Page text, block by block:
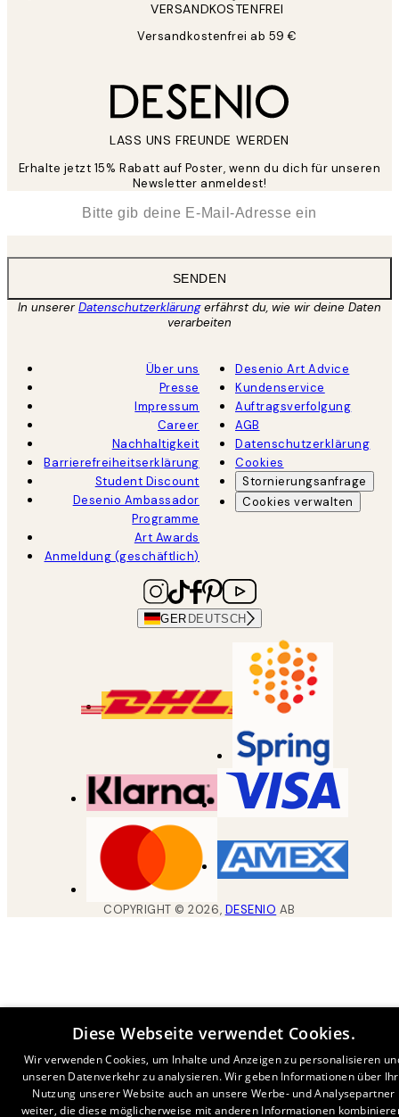
VERSANDKOSTENFREI
Versandkostenfrei ab 59 €
LASS UNS FREUNDE WERDEN
Erhalte jetzt 15% Rabatt auf Poster, wenn du dich für unseren
Newsletter anmeldest!
SENDEN
In unsererDatenschutzerklärungerfährst du, wie wir deine Daten
verarbeiten
Über uns
Presse
Impressum
Career
Nachhaltigkeit
Barrierefreiheitserklärung
Student Discount
Desenio Ambassador
Programme
Art Awards
Anmeldung (geschäftlich)
Desenio Art Advice
Kundenservice
Auftragsverfolgung
AGB
Datenschutzerklärung
Cookies
Stornierungsanfrage
Cookies verwalten
GER DEUTSCH
COPYRIGHT ©2026, DESENIO AB
Diese Webseite verwendet Cookies.
Wir verwenden Cookies, um Inhalte und Anzeigen zu personalisieren
unseren Datenverkehr zu analysieren. Wir geben Informationen über
Nutzung unserer Website auch an unsere Werbe- und Analysepartner
weiter, die diese möglicherweise mit anderen Informationen